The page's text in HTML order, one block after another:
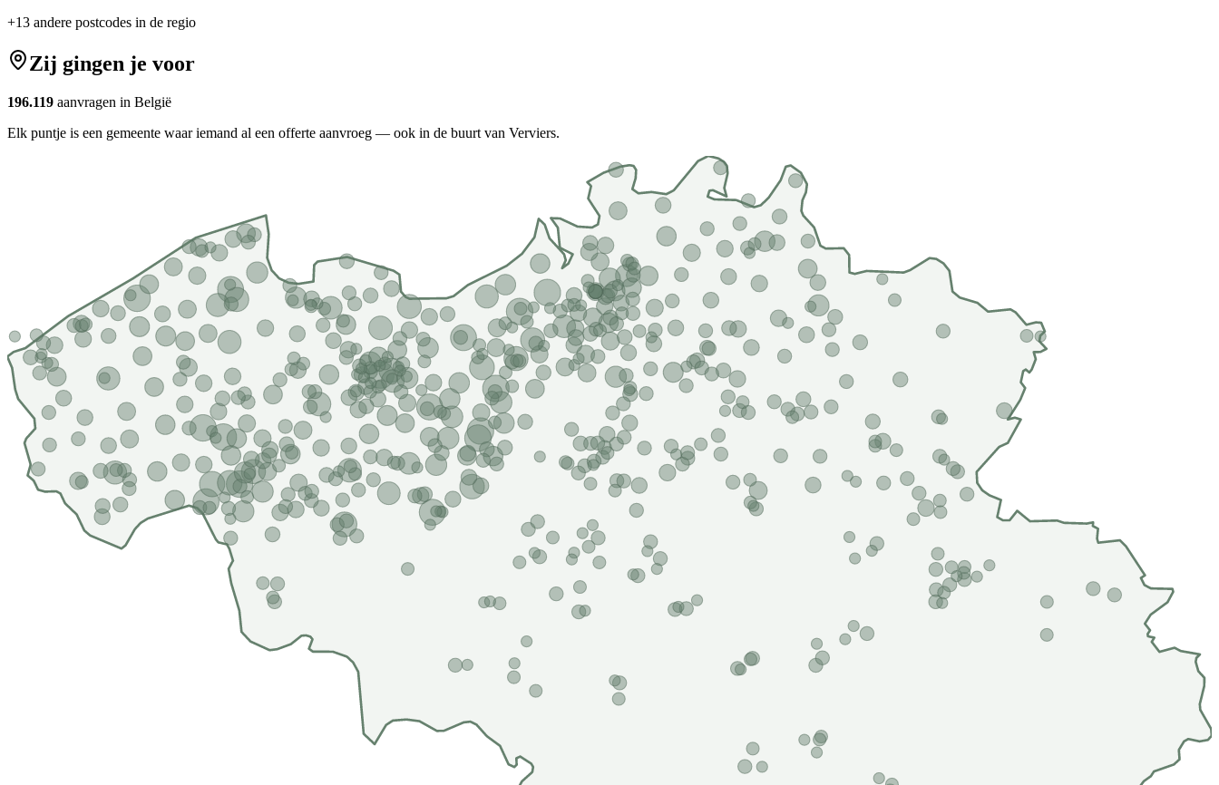
+13 andere postcodes in de regio
Zij gingen je voor
196.119 aanvragen in België
Elk puntje is een gemeente waar iemand al een offerte aanvroeg — ook in de buurt van Verviers.